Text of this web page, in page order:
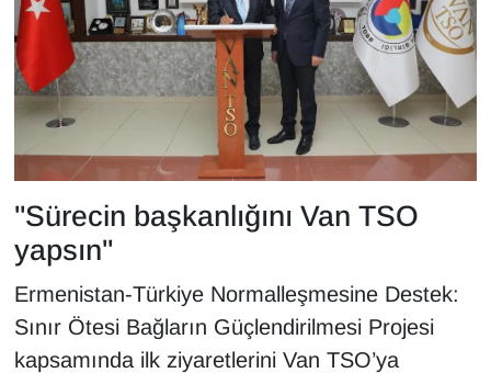
"Sürecin başkanlığını Van TSO
yapsın"
Ermenistan-Türkiye Normalleşmesine Destek:
Sınır Ötesi Bağların Güçlendirilmesi Projesi
kapsamında ilk ziyaretlerini Van TSO’ya